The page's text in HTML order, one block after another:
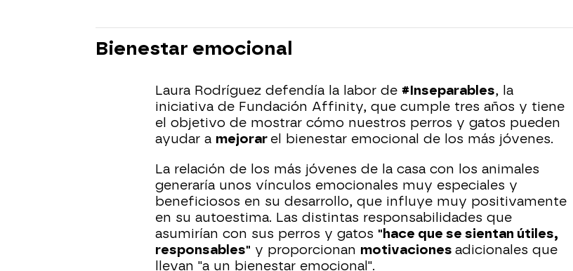
Bienestar emocional
Laura Rodríguez defendía la labor de #Inseparables, la
iniciativa de Fundación Affinity, que cumple tres años y tiene
el objetivo de mostrar cómo nuestros perros y gatos pueden
ayudar a mejorar el bienestar emocional de los más jóvenes.
La relación de los más jóvenes de la casa con los animales
generaría unos vínculos emocionales muy especiales y
beneficiosos en su desarrollo, que influye muy positivamente
en su autoestima. Las distintas responsabilidades que
asumirían con sus perros y gatos "hace que se sientan útiles,
responsables" y proporcionan motivaciones adicionales que
llevan "a un bienestar emocional".